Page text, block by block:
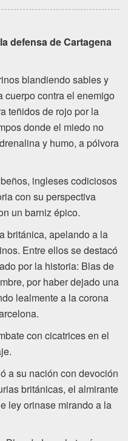
defensa de Cartagena
blandiendo sables y
cuerpo contra el enemigo
teñidos de rojo por la
donde el miedo no
y humo, a pólvora
ingleses codiciosos
con su perspectiva
un barniz épico.
británica, apelando a la
Entre ellos se destacó
por la historia: Blas de
por haber dejado una
lealmente a la corona
con cicatrices en el
a su nación con devoción
británicas, el almirante
ley orinase mirando a la